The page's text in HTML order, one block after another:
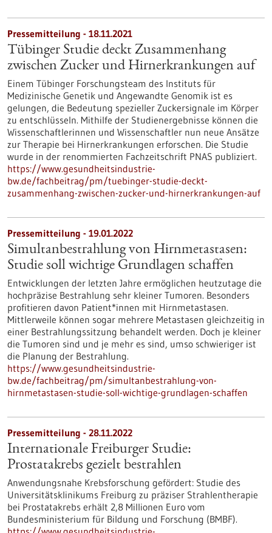
Pressemitteilung - 18.11.2021
Tübinger Studie deckt Zusammenhang
zwischen Zucker und Hirnerkrankungen auf
Einem Tübinger Forschungsteam des Instituts für
Medizinische Genetik und Angewandte Genomik ist es
gelungen, die Bedeutung spezieller Zuckersignale im Körper
zu entschlüsseln. Mithilfe der Studienergebnisse können die
Wissenschaftlerinnen und Wissenschaftler nun neue Ansätze
zur Therapie bei Hirnerkrankungen erforschen. Die Studie
wurde in der renommierten Fachzeitschrift PNAS publiziert.
https://www.gesundheitsindustrie-
bw.de/fachbeitrag/pm/tuebinger-studie-deckt-
zusammenhang-zwischen-zucker-und-hirnerkrankungen-auf
Pressemitteilung - 19.01.2022
Simultanbestrahlung von Hirnmetastasen:
Studie soll wichtige Grundlagen schaffen
Entwicklungen der letzten Jahre ermöglichen heutzutage die
hochpräzise Bestrahlung sehr kleiner Tumoren. Besonders
profitieren davon Patient*innen mit Hirnmetastasen.
Mittlerweile können sogar mehrere Metastasen gleichzeitig in
einer Bestrahlungssitzung behandelt werden. Doch je kleiner
die Tumoren sind und je mehr es sind, umso schwieriger ist
die Planung der Bestrahlung.
https://www.gesundheitsindustrie-
bw.de/fachbeitrag/pm/simultanbestrahlung-von-
hirnmetastasen-studie-soll-wichtige-grundlagen-schaffen
Pressemitteilung - 28.11.2022
Internationale Freiburger Studie:
Prostatakrebs gezielt bestrahlen
Anwendungsnahe Krebsforschung gefördert: Studie des
Universitätsklinikums Freiburg zu präziser Strahlentherapie
bei Prostatakrebs erhält 2,8 Millionen Euro vom
Bundesministerium für Bildung und Forschung (BMBF).